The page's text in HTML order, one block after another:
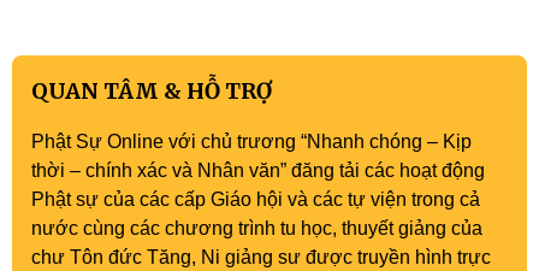
QUAN TÂM & HỖ TRỢ
Phật Sự Online với chủ trương “Nhanh chóng – Kịp
thời – chính xác và Nhân văn” đăng tải các hoạt động
Phật sự của các cấp Giáo hội và các tự viện trong cả
nước cùng các chương trình tu học, thuyết giảng của
chư Tôn đức Tăng, Ni giảng sư được truyền hình trực